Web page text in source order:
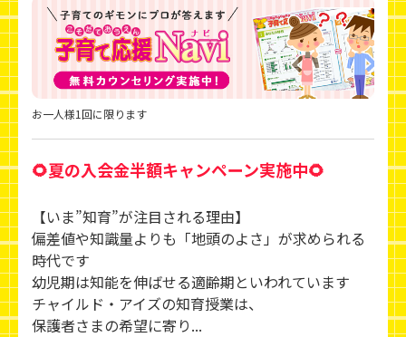
お一人様1回に限ります
🌻夏の入会金半額キャンペーン実施中🌻
【いま”知育”が注目される理由】
偏差値や知識量よりも「地頭のよさ」が求められる
時代です
幼児期は知能を伸ばせる適齢期といわれています
チャイルド・アイズの知育授業は、
保護者さまの希望に寄り...